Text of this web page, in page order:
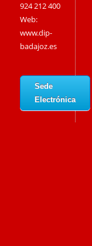
924 212 400
Web:
www.dip-
badajoz.es
Sede
Electrónica